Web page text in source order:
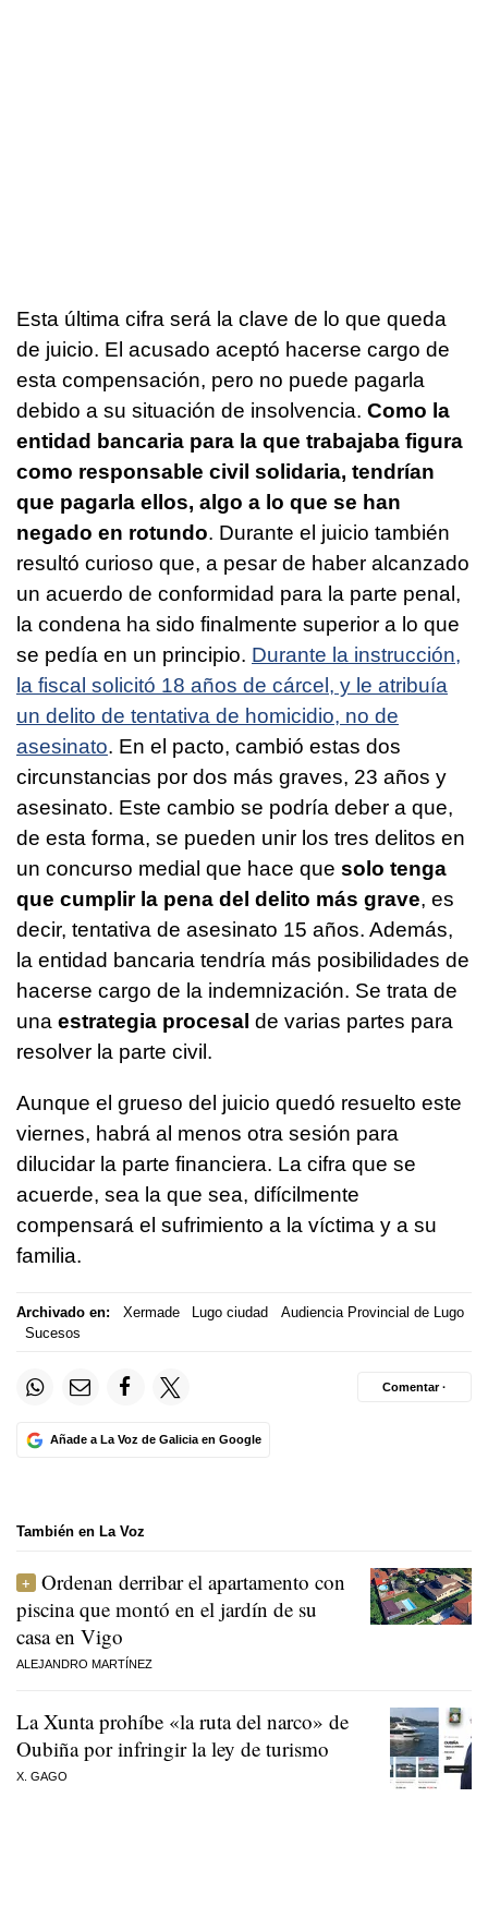
Esta última cifra será la clave de lo que queda
de juicio. El acusado aceptó hacerse cargo de
esta compensación, pero no puede pagarla
debido a su situación de insolvencia. Como la
entidad bancaria para la que trabajaba figura
como responsable civil solidaria, tendrían
que pagarla ellos, algo a lo que se han
negado en rotundo. Durante el juicio también
resultó curioso que, a pesar de haber alcanzado
un acuerdo de conformidad para la parte penal,
la condena ha sido finalmente superior a lo que
se pedía en un principio. Durante la instrucción,
la fiscal solicitó 18 años de cárcel, y le atribuía
un delito de tentativa de homicidio, no de
asesinato. En el pacto, cambió estas dos
circunstancias por dos más graves, 23 años y
asesinato. Este cambio se podría deber a que,
de esta forma, se pueden unir los tres delitos en
un concurso medial que hace que solo tenga
que cumplir la pena del delito más grave, es
decir, tentativa de asesinato 15 años. Además,
la entidad bancaria tendría más posibilidades de
hacerse cargo de la indemnización. Se trata de
una estrategia procesal de varias partes para
resolver la parte civil.
Aunque el grueso del juicio quedó resuelto este
viernes, habrá al menos otra sesión para
dilucidar la parte financiera. La cifra que se
acuerde, sea la que sea, difícilmente
compensará el sufrimiento a la víctima y a su
familia.
Archivado en: Xermade Lugo ciudad
Audiencia Provincial de Lugo
Sucesos
Añade a La Voz de Galicia en Google
Comentar ·
También en La Voz
Ordenan derribar el apartamento con
piscina que montó en el jardín de su
casa en Vigo
ALEJANDRO MARTÍNEZ
La Xunta prohíbe «la ruta del narco» de
Oubiña por infringir la ley de turismo
X. GAGO